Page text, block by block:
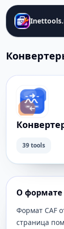
39 tools
О формате
Формат CAF
страница